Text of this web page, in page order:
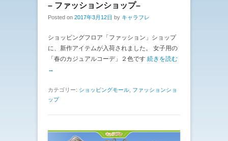
– ファッションショップ–
Posted on 2017年3月12日 by キャラフレ
ショッピングフロア「ファッション」ショップ
に、新作アイテムが入荷されました。 女子用の
「春のカジュアルコーデ」２色です 続きを読む
→
カテゴリー: ショッピングモール ファッションショ
ップ